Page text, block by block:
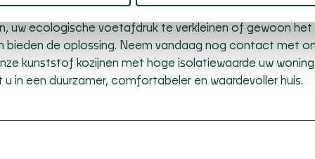
die zowel mooi als functioneel zijn. Of u nu op
uw ecologische voetafdruk te verkleinen of gewoon
bieden de oplossing. Neem vandaag nog contact met
kunststof kozijnen met hoge isolatiewaarde uw woning
in een duurzamer, comfortabeler en waardevoller huis.